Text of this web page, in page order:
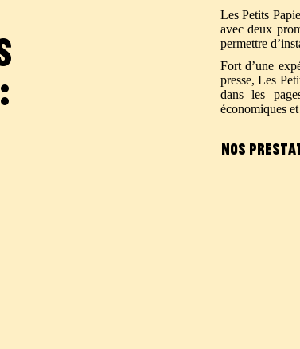
Les Petits
avec deux
permettre
Fort d’une
presse, Les
dans les
économiques
Nos